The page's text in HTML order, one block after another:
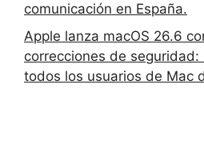
comunicación en España.
Apple lanza macOS 26.6
correcciones de
todos los usuarios de Mac